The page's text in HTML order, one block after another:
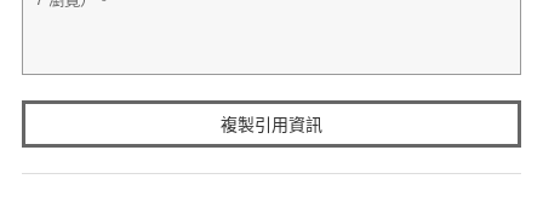
複製引用資訊